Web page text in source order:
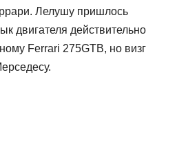
Лелушу пришлось
двигателя действительно
Ferrari 275GTB, но визг